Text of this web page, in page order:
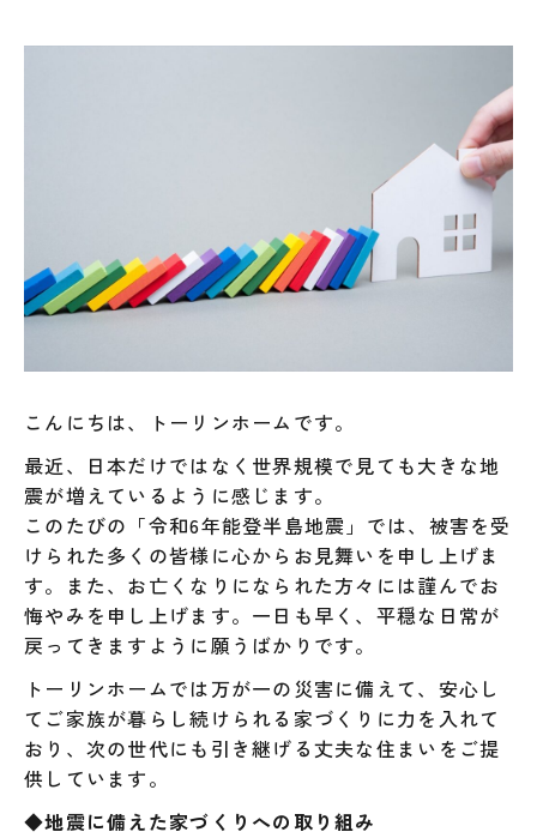
こんにちは、トーリンホームです。
最近、日本だけではなく世界規模で見ても大きな地
震が増えているように感じます。
このたびの「令和6年能登半島地震」では、被害を受
けられた多くの皆様に心からお見舞いを申し上げま
す。また、お亡くなりになられた方々には謹んでお
悔やみを申し上げます。一日も早く、平穏な日常が
戻ってきますように願うばかりです。
トーリンホームでは万が一の災害に備えて、安心し
てご家族が暮らし続けられる家づくりに力を入れて
おり、次の世代にも引き継げる丈夫な住まいをご提
供しています。
◆地震に備えた家づくりへの取り組み